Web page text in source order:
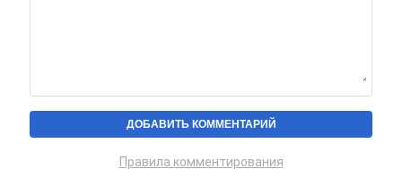
Правила комментирования